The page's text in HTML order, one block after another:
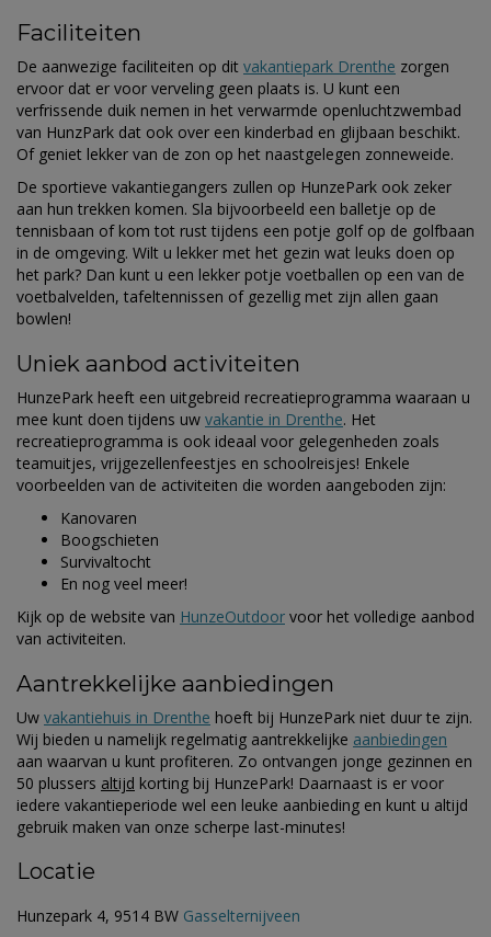
Faciliteiten
De aanwezige faciliteiten op dit vakantiepark Drenthe zorgen
ervoor dat er voor verveling geen plaats is. U kunt een
verfrissende duik nemen in het verwarmde openluchtzwembad
van HunzPark dat ook over een kinderbad en glijbaan beschikt.
Of geniet lekker van de zon op het naastgelegen zonneweide.
De sportieve vakantiegangers zullen op HunzePark ook zeker
aan hun trekken komen. Sla bijvoorbeeld een balletje op de
tennisbaan of kom tot rust tijdens een potje golf op de golfbaan
in de omgeving. Wilt u lekker met het gezin wat leuks doen op
het park? Dan kunt u een lekker potje voetballen op een van de
voetbalvelden, tafeltennissen of gezellig met zijn allen gaan
bowlen!
Uniek aanbod activiteiten
HunzePark heeft een uitgebreid recreatieprogramma waaraan u
mee kunt doen tijdens uw vakantie in Drenthe. Het
recreatieprogramma is ook ideaal voor gelegenheden zoals
teamuitjes, vrijgezellenfeestjes en schoolreisjes! Enkele
voorbeelden van de activiteiten die worden aangeboden zijn:
Kanovaren
Boogschieten
Survivaltocht
En nog veel meer!
Kijk op de website van HunzeOutdoor voor het volledige aanbod
van activiteiten.
Aantrekkelijke aanbiedingen
Uw vakantiehuis in Drenthe hoeft bij HunzePark niet duur te zijn.
Wij bieden u namelijk regelmatig aantrekkelijke aanbiedingen
aan waarvan u kunt profiteren. Zo ontvangen jonge gezinnen en
50 plussers altijd korting bij HunzePark! Daarnaast is er voor
iedere vakantieperiode wel een leuke aanbieding en kunt u altijd
gebruik maken van onze scherpe last-minutes!
Locatie
Hunzepark 4, 9514 BW Gasselternijveen